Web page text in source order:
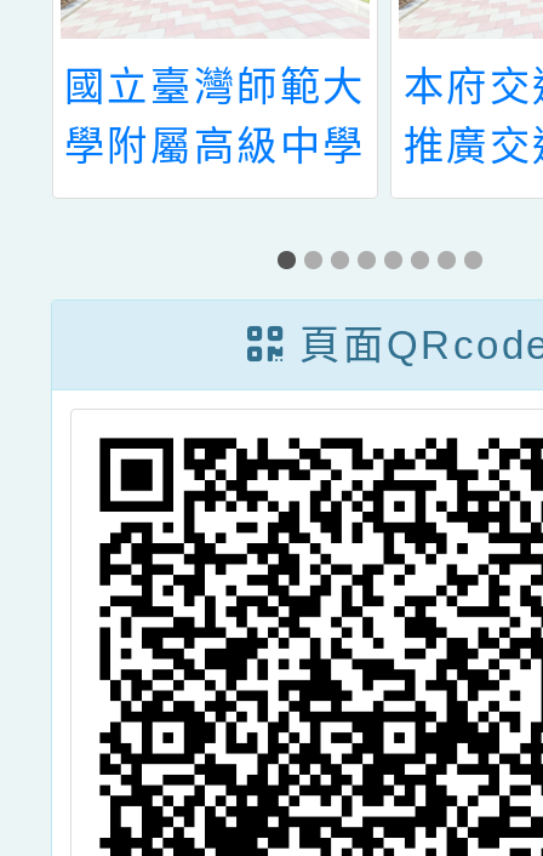
國立臺灣師範大
學附屬高級中學
（探究與實作課
程北區推動中
心）辦理「如何
模擬氣候變遷-
En-ROADS」
跨領域教師工作
坊
本府
推廣
局臺
館「
特展
頁面